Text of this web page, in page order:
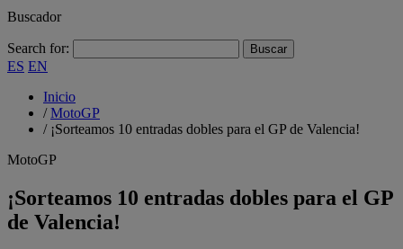
Buscador
Search for:
ES EN
Inicio
/MotoGP
/ ¡Sorteamos 10 entradas dobles para el GP de Valencia!
MotoGP
¡Sorteamos 10 entradas dobles para el GP
de Valencia!